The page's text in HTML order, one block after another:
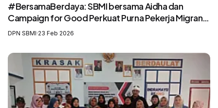
#BersamaBerdaya: SBMI bersama Aidha dan
Campaign for Good Perkuat Purna Pekerja Migran
sebagai Agen Perubahan dan Pelatih Migrasi Aman
DPN SBMI·23 Feb 2026